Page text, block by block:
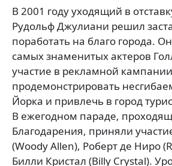
В 2001 году уходящий в
Рудольф Джулиани решил
поработать на благо города.
самых знаменитых актеров
участие в рекламной
продемонстрировать
Йорка и привлечь в город
В ежегодном параде,
Благодарения, приняли
(Woody Allen), Роберт де Ниро
Билли Кристал (Billy Crystal).